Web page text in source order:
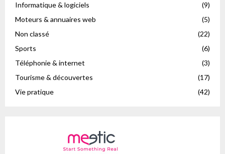
Informatique & logiciels
(9)
Moteurs & annuaires web
(5)
Non classé
(22)
Sports
(6)
Téléphonie & internet
(3)
Tourisme & découvertes
(17)
Vie pratique
(42)